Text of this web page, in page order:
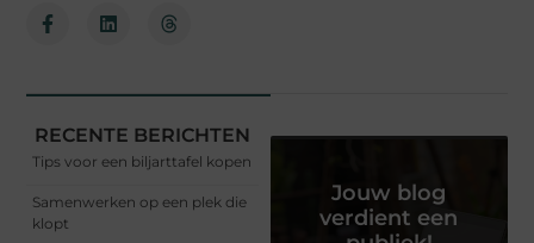
RECENTE BERICHTEN
Tips voor een biljarttafel kopen
Samenwerken op een plek die
klopt
Jouw blog
verdient een